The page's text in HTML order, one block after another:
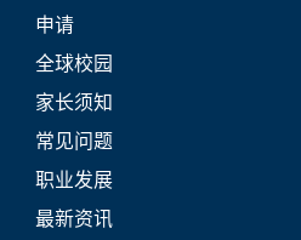
申请
全球校园
家长须知
常见问题
职业发展
最新资讯